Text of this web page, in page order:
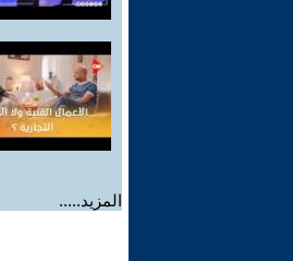
المزيد.....